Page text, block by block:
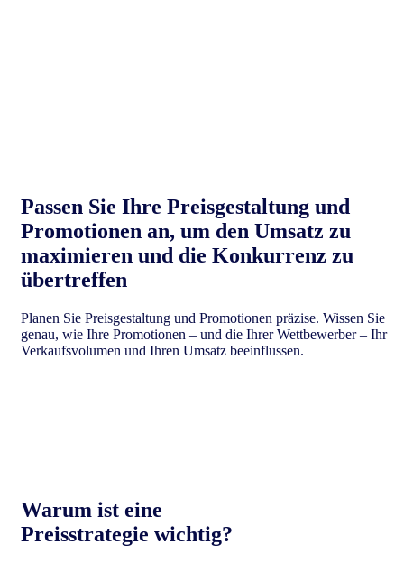
Passen Sie Ihre Preisgestaltung und
Promotionen an, um den Umsatz zu
maximieren und die Konkurrenz zu
übertreffen
Planen Sie Preisgestaltung und Promotionen präzise. Wissen Sie
genau, wie Ihre Promotionen – und die Ihrer Wettbewerber – Ihr
Verkaufsvolumen und Ihren Umsatz beeinflussen.
Warum ist eine
Preisstrategie wichtig?